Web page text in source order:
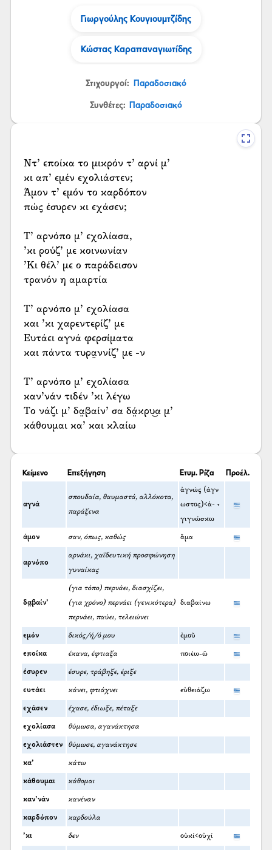
Γιωργούλης Κουγιουμτζίδης
Κώστας Καραπαναγιωτίδης
Στιχουργοί: Παραδοσιακό
Συνθέτες: Παραδοσιακό
Ντ’ εποίκα το μικρόν τ’ αρνί μ’
κι απ’ εμέν εχολιάστεν;
Άμον τ’ εμόν το καρδόπον
πώς έσυρεν κι εχάσεν;
Τ’ αρνόπο μ’ εχολίασα,
’κι ρούζ’ με κοινωνίαν
’Κι θέλ’ με ο παράδεισον
τρανόν η αμαρτία
Τ’ αρνόπο μ’ εχολίασα
και ’κι χαρεντερίζ’ με
Ευτάει αγνά φερσίματα
και πάντα τυρα̤ννίζ’ με -ν
Τ’ αρνόπο μ’ εχολίασα
καν’νάν τιδέν ’κι λέγω
Το νάζι μ’ δα̤βαίν’ σα δά̤κρυ͜α μ’
κάθουμαι κα’ και κλαίω
Κείμενο Επεξήγηση Ετυμ. Ρίζα Προέλ.
αγνά
σπουδαία, θαυμαστά, αλλόκοτα,
παράξενα
ἀγνώς (άγν
ωστος)<ἀ- +
γιγνώσκω
άμον σαν, όπως, καθώς ἅμα
αρνόπο
αρνάκι, χαϊδευτική προσφώνηση
γυναίκας
δα̤βαίν’
(για τόπο) περνάει, διασχίζει,
(για χρόνο) περνάει (γενικότερα)
περνάει, παύει, τελειώνει
διαβαίνω
εμόν δικός/ή/ό μου ἐμοῦ
εποίκα έκανα, έφτιαξα ποιέω-ῶ
έσυρεν έσυρε, τράβηξε, έριξε
ευτάει κάνει, φτιάχνει εὐθειάζω
εχάσεν έχασε, έδιωξε, πέταξε
εχολίασα θύμωσα, αγανάκτησα
εχολιάστεν θύμωσε, αγανάκτησε
κα’ κάτω
κάθουμαι κάθομαι
καν’νάν κανέναν
καρδόπον καρδούλα
’κι δεν οὐκί<οὐχί